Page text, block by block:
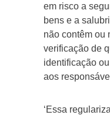
em risco a
bens e a
não contêm ou
verificação de
identificação
aos
‘Essa